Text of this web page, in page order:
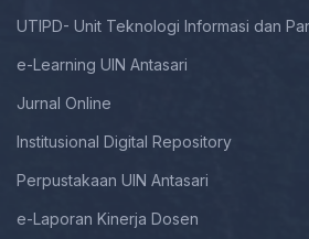
UTIPD- Unit Teknologi Informasi dan
e-Learning UIN Antasari
Jurnal Online
Institusional Digital Repository
Perpustakaan UIN Antasari
e-Laporan Kinerja Dosen